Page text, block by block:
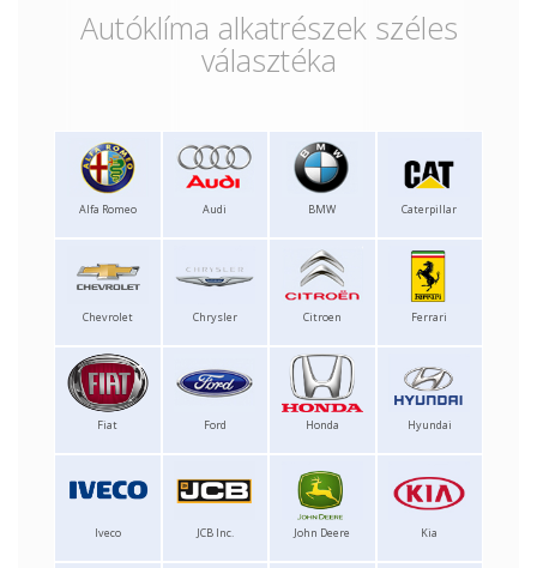
Autóklíma alkatrészek széles
választéka
Alfa Romeo Audi BMW Caterpillar
Chevrolet Chrysler Citroen Ferrari
Fiat Ford Honda Hyundai
Iveco JCB Inc. John Deere Kia